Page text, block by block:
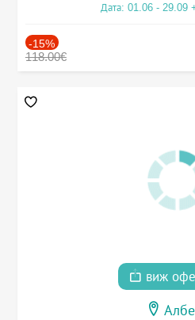
Дата: 01.06 - 29.09
-15%
118.00€
виж